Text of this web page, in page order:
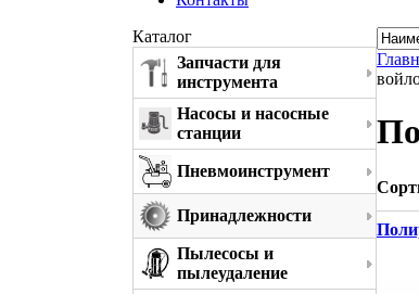
Каталог
Запчасти для
инструмента
Насосы и насосные
станции
Пневмоинструмент
Принадлежности
Пылесосы и
пылеудаление